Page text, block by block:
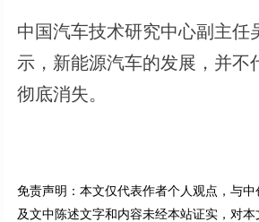
中国汽车技术研究中心副主任
示，新能源汽车的发展，并不
彻底消失。
免责声明：本文仅代表作者个人观点，与
及文中陈述文字和内容未经本站证实，对